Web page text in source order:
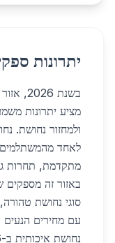
יתרונות
בשנת
מציע יתרונות
ולמחזור נחושת.
לאחד מהמשתלמים
מתקדמת, תחרות
באזור זה מספקים
סוגי נחושת
נחושת איכותית ב-2026.